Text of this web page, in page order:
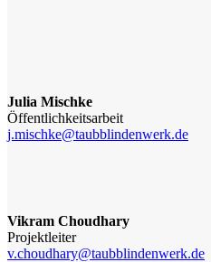
Julia Mischke
Öffentlichkeitsarbeit
j.mischke@taubblindenwerk.de
Vikram Choudhary
Projektleiter
v.choudhary@taubblindenwerk.de